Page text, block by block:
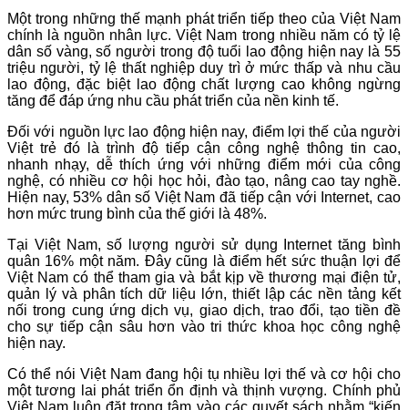
Một trong những thế mạnh phát triển tiếp theo của Việt Nam
chính là nguồn nhân lực. Việt Nam trong nhiều năm có tỷ lệ
dân số vàng, số người trong độ tuổi lao động hiện nay là 55
triệu người, tỷ lệ thất nghiệp duy trì ở mức thấp và nhu cầu
lao động, đặc biệt lao động chất lượng cao không ngừng
tăng để đáp ứng nhu cầu phát triển của nền kinh tế.
Đối với nguồn lực lao động hiện nay, điểm lợi thế của người
Việt trẻ đó là trình độ tiếp cận công nghệ thông tin cao,
nhanh nhạy, dễ thích ứng với những điểm mới của công
nghệ, có nhiều cơ hội học hỏi, đào tạo, nâng cao tay nghề.
Hiện nay, 53% dân số Việt Nam đã tiếp cận với Internet, cao
hơn mức trung bình của thế giới là 48%.
Tại Việt Nam, số lượng người sử dụng Internet tăng bình
quân 16% một năm. Đây cũng là điểm hết sức thuận lợi để
Việt Nam có thể tham gia và bắt kịp về thương mại điện tử,
quản lý và phân tích dữ liệu lớn, thiết lập các nền tảng kết
nối trong cung ứng dịch vụ, giao dịch, trao đổi, tạo tiền đề
cho sự tiếp cận sâu hơn vào tri thức khoa học công nghệ
hiện nay.
Có thể nói Việt Nam đang hội tụ nhiều lợi thế và cơ hội cho
một tương lai phát triển ổn định và thịnh vượng. Chính phủ
Việt Nam luôn đặt trọng tâm vào các quyết sách nhằm “kiến